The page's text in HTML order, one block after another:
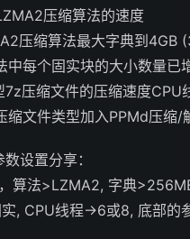
压缩算法的速度
压缩算法最大字典到4GB
每个固实块的大小数量已
压缩文件的压缩速度CPU
缩文件类型加入PPMd压缩/
设置分享：
算法>LZMA2, 字典
, CPU线程->6或8, 底部的